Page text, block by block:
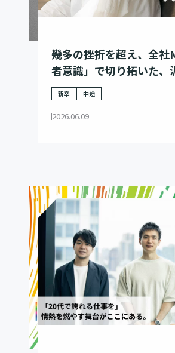
幾多の挫折を超え、全社
者意識」で切り拓いた、
家の歩み
新卒 中途
2026.06.09